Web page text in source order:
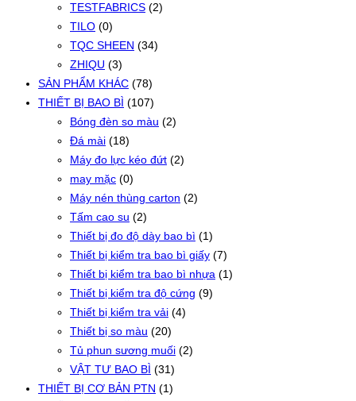
TESTFABRICS (2)
TILO (0)
TQC SHEEN (34)
ZHIQU (3)
SẢN PHẨM KHÁC (78)
THIẾT BỊ BAO BÌ (107)
Bóng đèn so màu (2)
Đá mài (18)
Máy đo lực kéo đứt (2)
may mặc (0)
Máy nén thùng carton (2)
Tấm cao su (2)
Thiết bị đo độ dày bao bì (1)
Thiết bị kiểm tra bao bì giấy (7)
Thiết bị kiểm tra bao bì nhựa (1)
Thiết bị kiểm tra độ cứng (9)
Thiết bị kiểm tra vải (4)
Thiết bị so màu (20)
Tủ phun sương muối (2)
VẬT TƯ BAO BÌ (31)
THIẾT BỊ CƠ BẢN PTN (1)